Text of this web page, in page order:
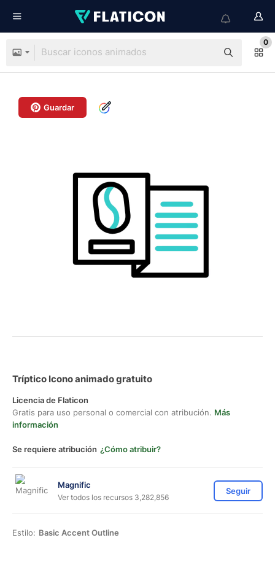
0
Guardar
Tríptico Icono animado gratuito
Licencia de Flaticon
Gratis para uso personal o comercial con atribución. Más
información
Se requiere atribución ¿Cómo atribuir?
Magnific
Ver todos los recursos 3,282,856
Seguir
Estilo: Basic Accent Outline